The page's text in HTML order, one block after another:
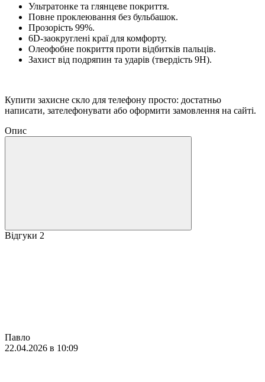
Ультратонке та глянцеве покриття.
Повне проклеювання без бульбашок.
Прозорість 99%.
6D-заокруглені краї для комфорту.
Олеофобне покриття проти відбитків пальців.
Захист від подряпин та ударів (твердість 9H).
Купити захисне скло для телефону просто: достатньо
написати, зателефонувати або оформити замовлення на сайті.
Опис
Відгуки 2
Павло
22.04.2026 в 10:09